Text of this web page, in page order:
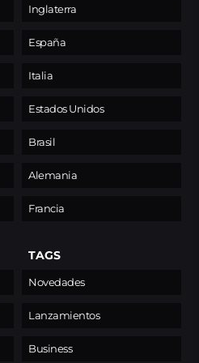
Inglaterra
España
Italia
Estados Unidos
Brasil
Alemania
Francia
TAGS
Novedades
Lanzamientos
Business